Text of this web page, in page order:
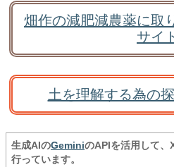
畑作の減肥減農薬に取
サイ
土を理解する為の
生成AIのGeminiのAPIを活用して、
行っています。